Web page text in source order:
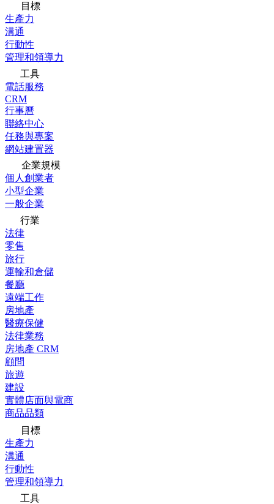
目標
生產力
溝通
行動性
管理和領導力
工具
電話服務
CRM
行事曆
聯絡中心
任務與專案
網站建置器
企業規模
個人創業者
小型企業
一般企業
行業
法律
零售
旅行
運輸和倉儲
餐廳
遠端工作
房地產
醫療保健
法律業務
房地產 CRM
顧問
旅遊
建設
實體店面與電商
商品品類
目標
生產力
溝通
行動性
管理和領導力
工具